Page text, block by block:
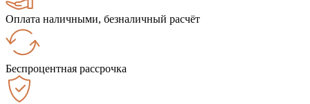
Оплата наличными, безналичный расчёт
Беспроцентная рассрочка